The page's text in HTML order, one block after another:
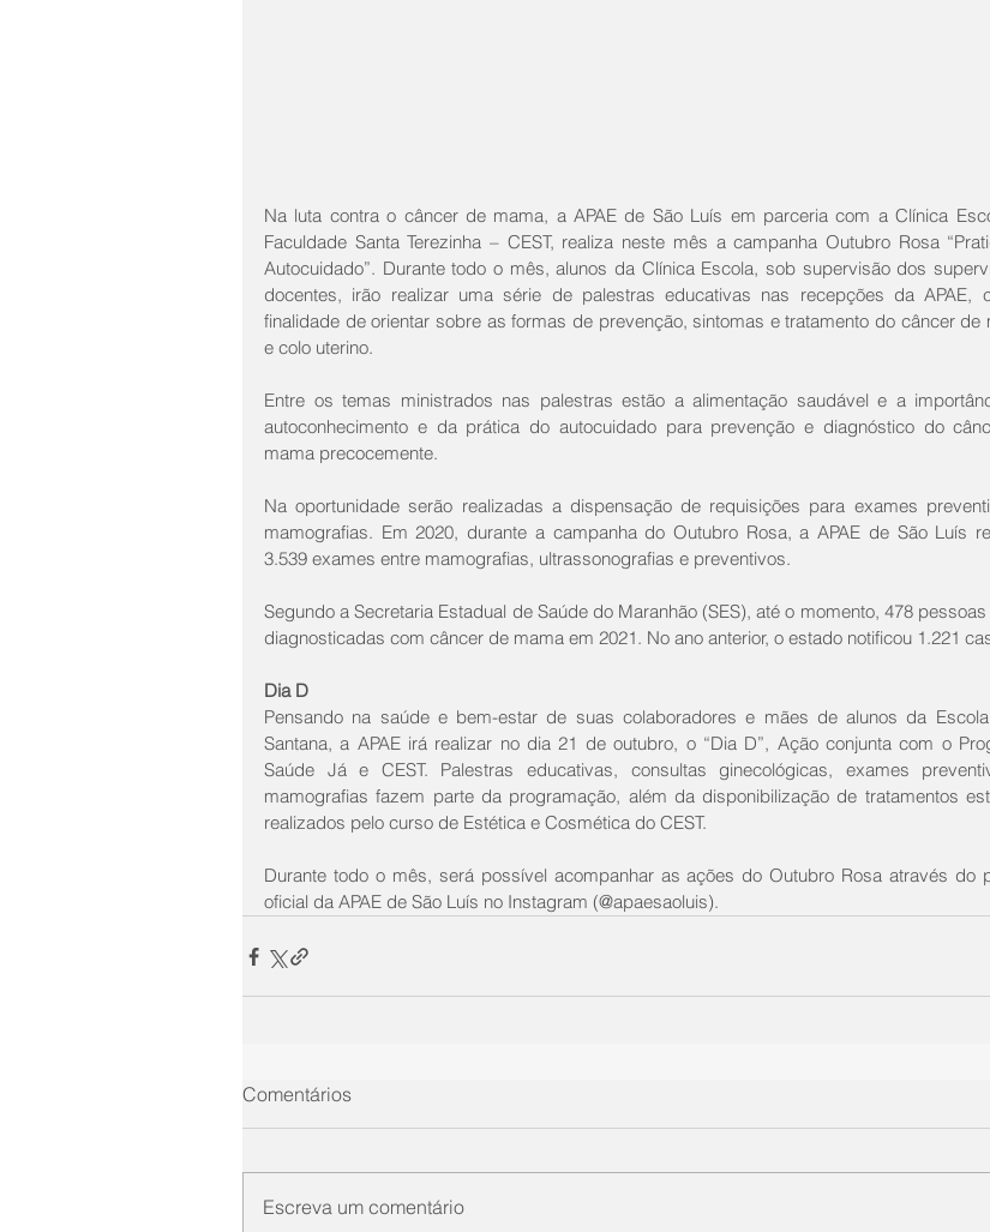
Na luta contra o câncer de mama, a APAE de São Luís em parceria com a Clínica
Faculdade Santa Terezinha – CEST, realiza neste mês a campanha Outubro Rosa
Autocuidado”. Durante todo o mês, alunos da Clínica Escola, sob supervisão dos
docentes, irão realizar uma série de palestras educativas nas recepções da APAE,
finalidade de orientar sobre as formas de prevenção, sintomas e tratamento do câncer de
e colo uterino.
Entre os temas ministrados nas palestras estão a alimentação saudável e a
autoconhecimento e da prática do autocuidado para prevenção e diagnóstico do
mama precocemente.
Na oportunidade serão realizadas a dispensação de requisições para exames
mamografias. Em 2020, durante a campanha do Outubro Rosa, a APAE de São Luís
3.539 exames entre mamografias, ultrassonografias e preventivos.
Segundo a Secretaria Estadual de Saúde do Maranhão (SES), até o momento, 478
diagnosticadas com câncer de mama em 2021. No ano anterior, o estado notificou 1.221
Dia D
Pensando na saúde e bem-estar de suas colaboradores e mães de alunos da
Santana, a APAE irá realizar no dia 21 de outubro, o “Dia D”, Ação conjunta com o
Saúde Já e CEST. Palestras educativas, consultas ginecológicas, exames
mamografias fazem parte da programação, além da disponibilização de tratamentos
realizados pelo curso de Estética e Cosmética do CEST.
Durante todo o mês, será possível acompanhar as ações do Outubro Rosa através do
oficial da APAE de São Luís no Instagram (@apaesaoluis).
Comentários
Escreva um comentário